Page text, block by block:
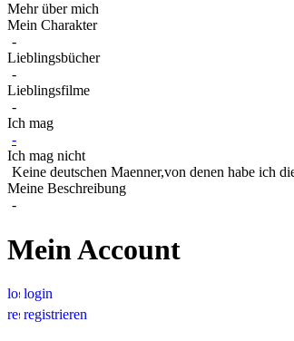
Mehr über mich
Mein Charakter
-
Lieblingsbücher
-
Lieblingsfilme
-
Ich mag
-
Ich mag nicht
Keine deutschen Maenner,von denen habe ich
Meine Beschreibung
-
Mein Account
login
registrieren